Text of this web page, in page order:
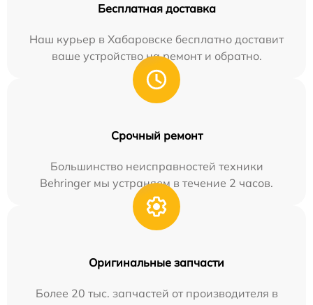
Бесплатная доставка
Наш курьер в Хабаровске бесплатно доставит
ваше устройство на ремонт и обратно.
Срочный ремонт
Большинство неисправностей техники
Behringer мы устраняем в течение 2 часов.
Оригинальные запчасти
Более 20 тыс. запчастей от производителя в